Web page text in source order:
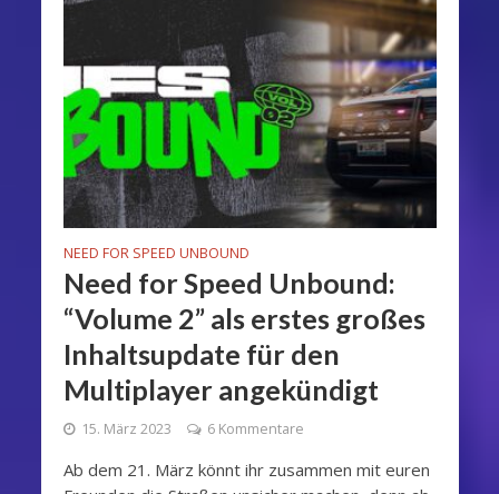
NEED FOR SPEED UNBOUND
Need for Speed Unbound:
“Volume 2” als erstes großes
Inhaltsupdate für den
Multiplayer angekündigt
15. März 2023 6 Kommentare
Ab dem 21. März könnt ihr zusammen mit euren